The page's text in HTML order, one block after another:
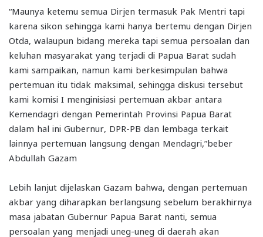
“Maunya ketemu semua Dirjen termasuk Pak Mentri tapi
karena sikon sehingga kami hanya bertemu dengan Dirjen
Otda, walaupun bidang mereka tapi semua persoalan dan
keluhan masyarakat yang terjadi di Papua Barat sudah
kami sampaikan, namun kami berkesimpulan bahwa
pertemuan itu tidak maksimal, sehingga diskusi tersebut
kami komisi I menginisiasi pertemuan akbar antara
Kemendagri dengan Pemerintah Provinsi Papua Barat
dalam hal ini Gubernur, DPR-PB dan lembaga terkait
lainnya pertemuan langsung dengan Mendagri,”beber
Abdullah Gazam
Lebih lanjut dijelaskan Gazam bahwa, dengan pertemuan
akbar yang diharapkan berlangsung sebelum berakhirnya
masa jabatan Gubernur Papua Barat nanti, semua
persoalan yang menjadi uneg-uneg di daerah akan